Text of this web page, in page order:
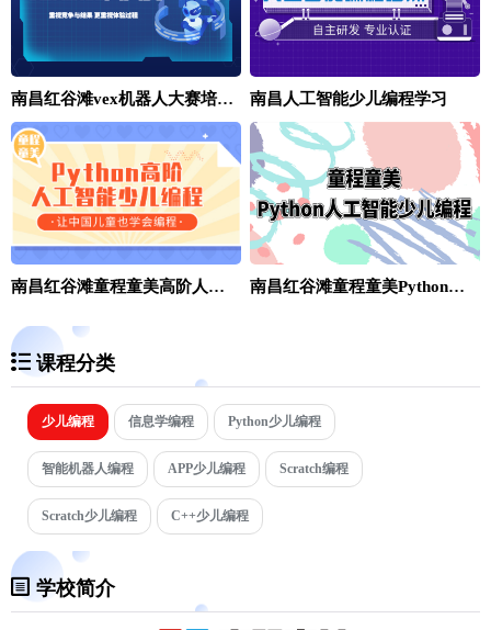
南昌红谷滩vex机器人大赛培训费用贵不贵 南昌人工智能少儿编程学习
南昌红谷滩童程童美高阶人工智能中小学编程 南昌红谷滩童程童美Python人工智能编程
课程分类
少儿编程 信息学编程 Python少儿编程
智能机器人编程 APP少儿编程 Scratch编程
Scratch少儿编程 C++少儿编程
学校简介